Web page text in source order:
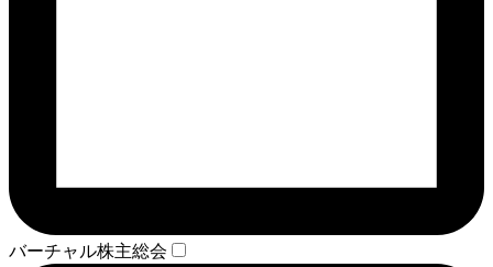
バーチャル株主総会